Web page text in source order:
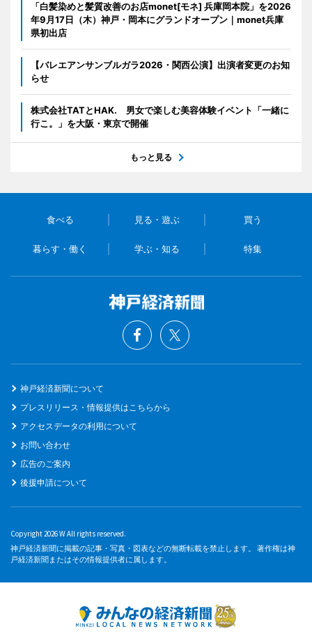
「白髪染めと髪質改善のお店monet[モネ] 兵庫岡本院」を2026
年9月17日（木）神戸・岡本にグランドオープン｜monet兵庫
県初出店
【バレエアンサンブルガラ2026・関西公演】出演者変更のお知
らせ
株式会社TATとHAK. 男女で楽しむ美容体験イベント「一緒に
行こ。」を大阪・東京で開催
もっと見る
食べる 見る・遊ぶ 買う
暮らす・働く 学ぶ・知る 特集
神戸経済新聞について
プレスリリース・情報提供はこちらから
アクセスデータの利用について
お問い合わせ
広告のご案内
後援申請について
Copyright 2026 W All rights reserved.
神戸経済新聞に掲載の記事・写真・図表などの無断転載を禁止します。 著作権は神
戸経済新聞またはその情報提供者に属します。